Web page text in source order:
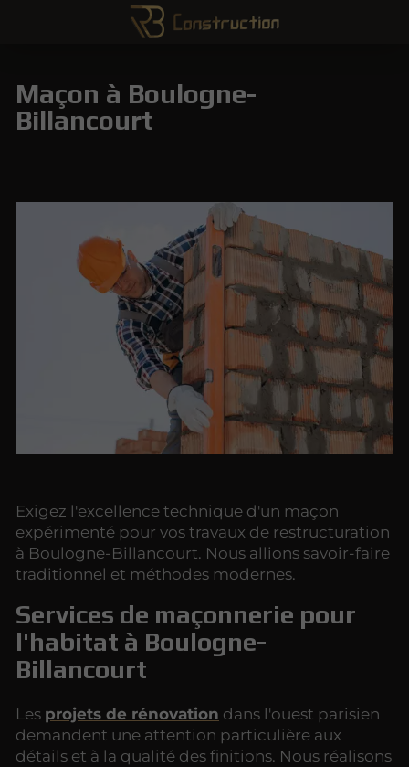
Maçon à Boulogne-
Billancourt
Exigez l'excellence technique d'un maçon
expérimenté pour vos travaux de restructuration
à Boulogne-Billancourt. Nous allions savoir-faire
traditionnel et méthodes modernes.
Services de maçonnerie pour
l'habitat à Boulogne-
Billancourt
Les projets de rénovation dans l'ouest parisien
demandent une attention particulière aux
détails et à la qualité des finitions. Nous réalisons